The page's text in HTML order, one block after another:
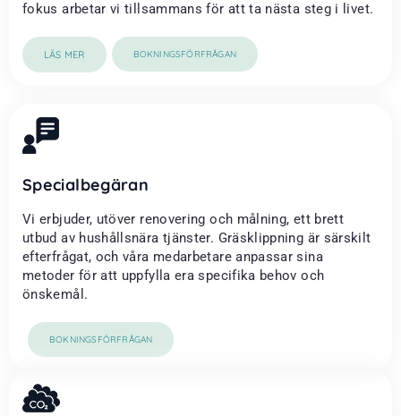
fokus arbetar vi tillsammans för att ta nästa steg i livet.
LÄS MER BOKNINGSFÖRFRÅGAN
Specialbegäran
Vi erbjuder, utöver renovering och målning, ett brett
utbud av hushållsnära tjänster. Gräsklippning är särskilt
efterfrågat, och våra medarbetare anpassar sina
metoder för att uppfylla era specifika behov och
önskemål.
BOKNINGSFÖRFRÅGAN